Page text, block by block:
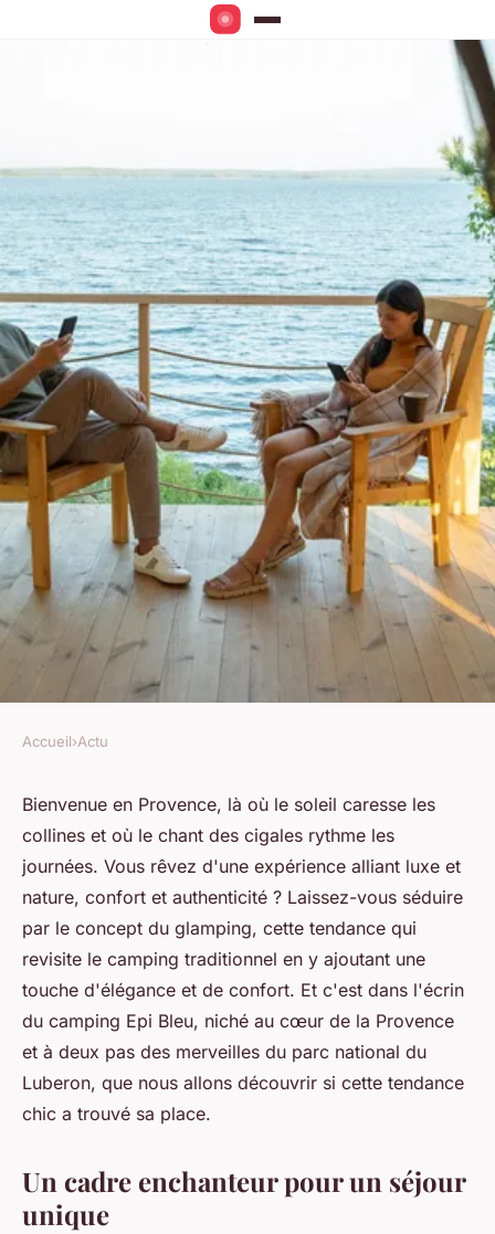
Peut-on faire du glamping au
camping Epi Bleu ?
Pauline 11 mars 2024•2 min de lecture
Accueil›Actu
Bienvenue en Provence, là où le soleil caresse les
collines et où le chant des cigales rythme les
journées. Vous rêvez d'une expérience alliant luxe et
nature, confort et authenticité ? Laissez-vous séduire
par le concept du glamping, cette tendance qui
revisite le camping traditionnel en y ajoutant une
touche d'élégance et de confort. Et c'est dans l'écrin
du camping Epi Bleu, niché au cœur de la Provence
et à deux pas des merveilles du parc national du
Luberon, que nous allons découvrir si cette tendance
chic a trouvé sa place.
Un cadre enchanteur pour un séjour
unique